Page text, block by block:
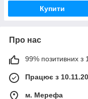
Купити
Про нас
99% позитивних з
Працює з
м. Мерефа